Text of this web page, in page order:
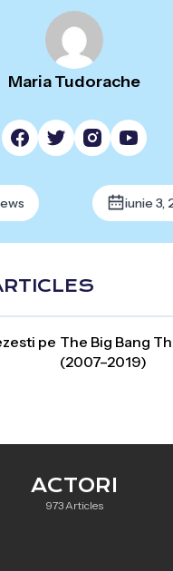
Maria Tudorache
iunie 3,
pe The Big Bang
(2007–2019)
ACTORI
973 Articles